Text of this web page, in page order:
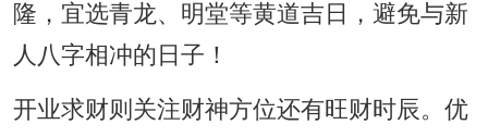
隆，宜选青龙、明堂等黄道吉日，避免与新
人八字相冲的日子！
开业求财则关注财神方位还有旺财时辰。优